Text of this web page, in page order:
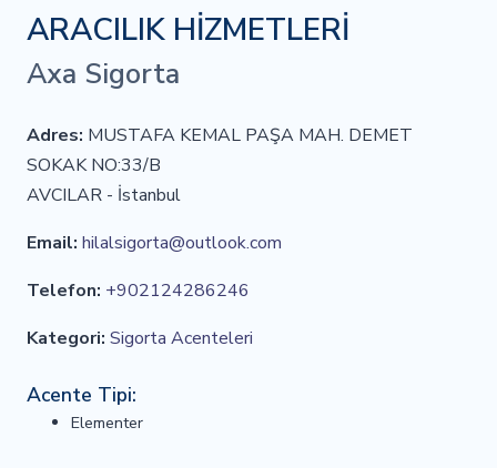
ARACILIK HİZMETLERİ
Axa Sigorta
Adres: MUSTAFA KEMAL PAŞA MAH. DEMET
SOKAK NO:33/B
AVCILAR - İstanbul
Email: hilalsigorta@outlook.com
Telefon: +902124286246
Kategori: Sigorta Acenteleri
Acente Tipi:
Elementer